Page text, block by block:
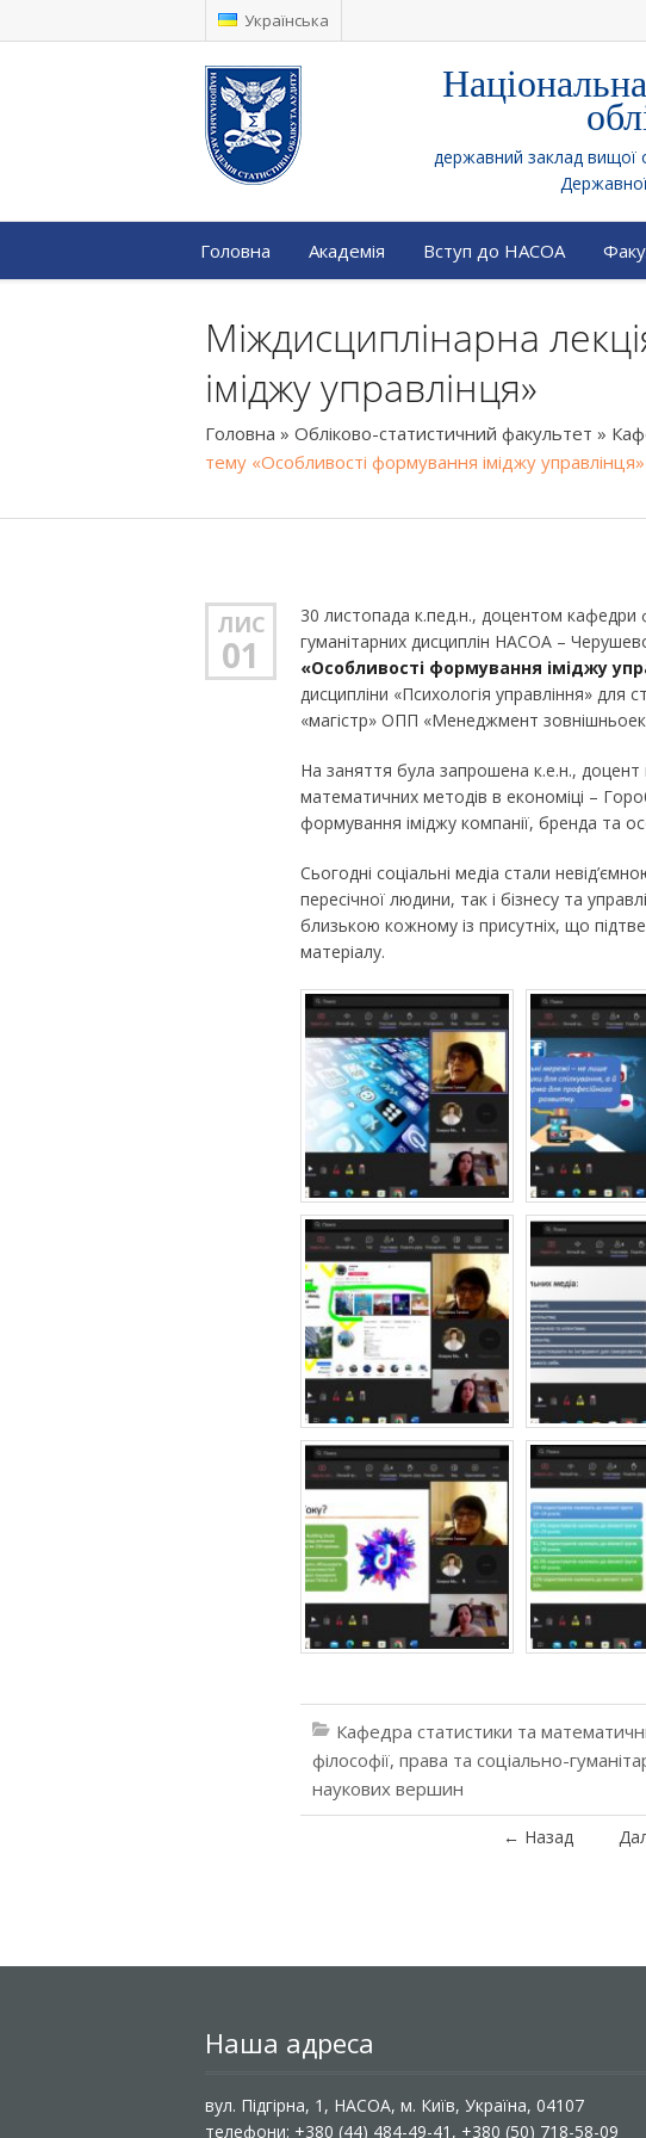
Українська
державний заклад вищої
Головна Академія Вступ до НАСОА
Міждисциплінарна
іміджу управлінця»
Головна » Обліково-статистичний факультет »
тему «Особливості формування іміджу управлінця»
ЛИС
01
30 листопада к.пед.н., доцентом кафедри
гуманітарних дисциплін НАСОА –
«Особливості формування іміджу
дисципліни «Психологія управління» для
«магістр» ОПП «Менеджмент
На заняття була запрошена к.е.н., доцент
математичних методів в економіці –
формування іміджу компанії, бренда та
Сьогодні соціальні медіа стали
пересічної людини, так і бізнесу та
близькою кожному із присутніх, що
матеріалу.
Кафедра статистики та
філософії, права та соціально-
наукових вершин
← Назад
Наша адреса
вул. Підгірна, 1, НАСОА, м. Київ, Україна, 04107
телефони: +380 (44) 484-49-41, +380 (50) 718-58-09